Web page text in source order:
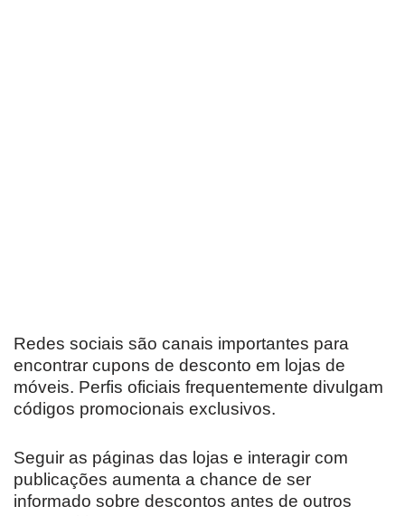
Redes sociais são canais importantes para
encontrar cupons de desconto em lojas de
móveis. Perfis oficiais frequentemente divulgam
códigos promocionais exclusivos.
Seguir as páginas das lojas e interagir com
publicações aumenta a chance de ser
informado sobre descontos antes de outros